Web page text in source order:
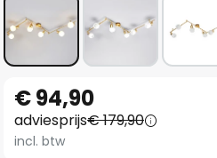
naar
het
begin
€ 94,90
adviesprijs€ 179,90
incl. btw